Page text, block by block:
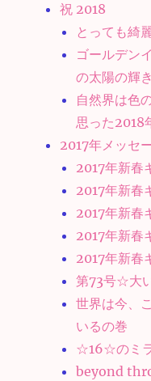
祝 2018
とっても綺
ゴールデン
の太陽の輝
自然界は色
思った2018
2017年メッセ
2017年新春
2017年新春
2017年新春
2017年新春
2017年新春
第73号☆大
世界は今、
いるの巻
☆16☆のミ
beyond